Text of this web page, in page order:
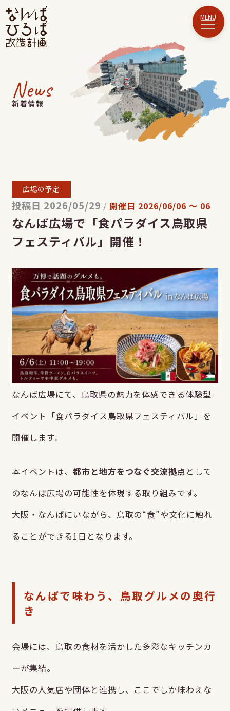
News
新着情報
広場の予定
投稿日 2026/05/29 / 開催日 2026/06/06 〜 06
なんば広場で「食パラダイス鳥取県
フェスティバル」開催！
なんば広場にて、鳥取県の魅力を体感できる体験型
イベント「食パラダイス鳥取県フェスティバル」を
開催します。
本イベントは、 都市と地方をつなぐ交流拠点 として
のなんば広場の可能性を体現する取り組みです。
大阪・なんばにいながら、鳥取の“食”や文化に触れ
ることができる1日となります。
なんばで味わう、鳥取グルメの奥行
き
会場には、鳥取の食材を活かした多彩なキッチンカ
ーが集結。
大阪の人気店や団体と連携し、ここでしか味わえな